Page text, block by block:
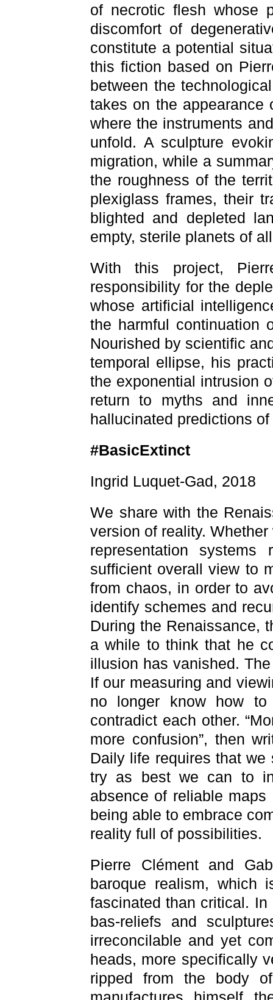
of necrotic flesh whose
discomfort of
constitute a potential
this fiction based on
between the
takes on the appearance
where the instruments
unfold. A sculpture
migration, while a
the roughness of the
plexiglass frames, their
blighted and depleted
empty, sterile planets of
With this project,
responsibility for the
whose artificial
the harmful continuation
Nourished by scientific
temporal ellipse, his
the exponential intrusion
return to myths and
hallucinated predictions
#BasicExtinct
Ingrid Luquet-Gad, 2018
We share with the
version of reality.
representation
sufficient overall view to
from chaos, in order to
identify schemes and
During the Renaissance,
a while to think that he
illusion has vanished.
If our measuring and
no longer know how
contradict each other.
more confusion”, then
Daily life requires that
try as best we can to
absence of reliable
being able to embrace
reality full of possibilities.
Pierre Clément and
baroque realism, which
fascinated than critical.
bas-reliefs and
irreconcilable and yet
heads, more specifically
ripped from the body